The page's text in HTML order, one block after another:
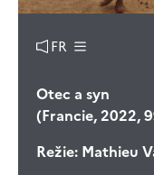
FR
Otec a syn
(Francie, 2022,
Režie: Mathieu